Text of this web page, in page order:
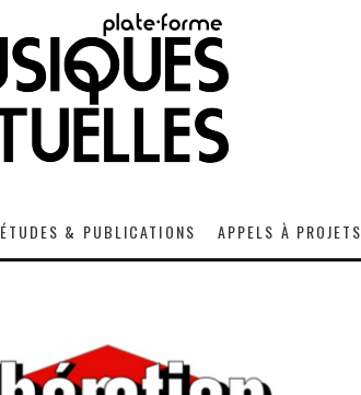
ÉTUDES & PUBLICATIONS APPELS À PROJETS